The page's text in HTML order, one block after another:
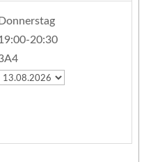
Donnerstag
20:30